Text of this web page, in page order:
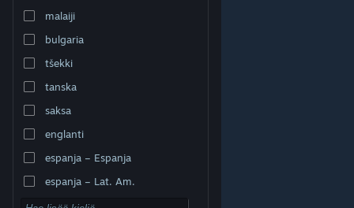
malaiji
bulgaria
tšekki
tanska
saksa
englanti
espanja – Espanja
espanja – Lat. Am.